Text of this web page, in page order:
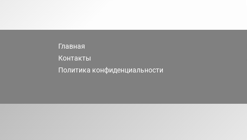
Главная
Контакты
Политика конфиденциальности